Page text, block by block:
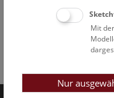
Mit
Nur